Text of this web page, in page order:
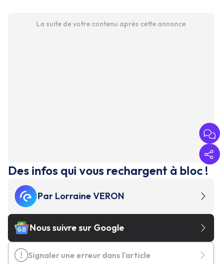
La suite de votre contenu après cette annonce
Des infos qui vous rechargent à bloc !
Par Lorraine VERON
Nous suivre sur Google
Signaler une erreur dans l'article